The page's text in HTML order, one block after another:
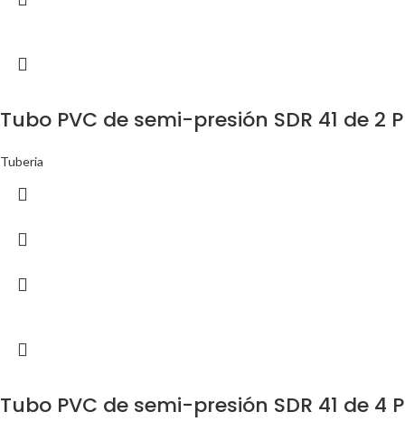
Tubo PVC de semi-presión SDR 41 de 2
Tuberia
Tubo PVC de semi-presión SDR 41 de 4